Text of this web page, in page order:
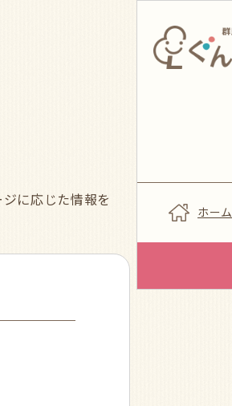
に応じた情報を
ホーム